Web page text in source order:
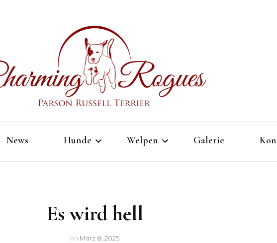
Rogues
News Hunde
Odin
Lu
Welpen
E Wurf – Feb. 2025
Galerie
Es wird hell
on März 8, 2025